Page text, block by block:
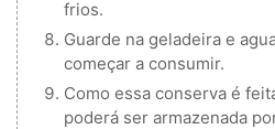
frios.
Guarde na geladeira e
começar a consumir.
Como essa conserva é
poderá ser armazenada